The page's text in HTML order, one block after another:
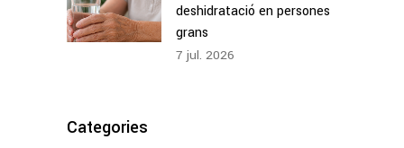
deshidratació en persones
grans
7 jul. 2026
Categories